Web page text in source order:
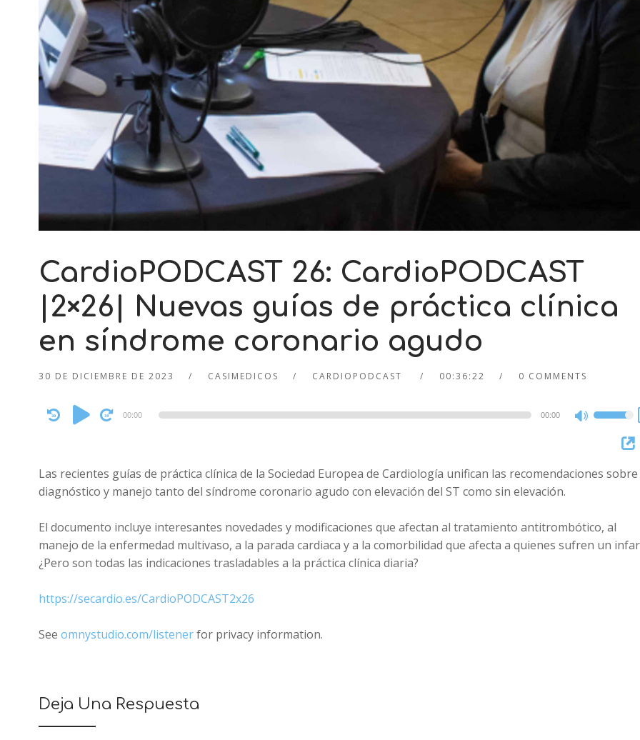
CardioPODCAST 26: CardioPODCAST
|2×26| Nuevas guías de práctica clínica
en síndrome coronario agudo
30 DE DICIEMBRE DE 2023 CASIMEDICOS CARDIOPODCAST 00:36:22 0 COMMENTS
Audio
Player
00:00 00:00
Use
Up/Down
keys
or
decrease
Las recientes guías de práctica clínica de la Sociedad Europea de Cardiología unifican las recomendaciones sobre
diagnóstico y manejo tanto del síndrome coronario agudo con elevación del ST como sin elevación.
El documento incluye interesantes novedades y modificaciones que afectan al tratamiento antitrombótico, al
manejo de la enfermedad multivaso, a la parada cardiaca y a la comorbilidad que afecta a quienes sufren un
¿Pero son todas las indicaciones trasladables a la práctica clínica diaria?
https://secardio.es/CardioPODCAST2x26
See omnystudio.com/listenerfor privacy information.
Deja Una Respuesta